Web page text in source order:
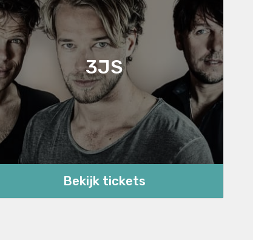
3JS
Bekijk tickets